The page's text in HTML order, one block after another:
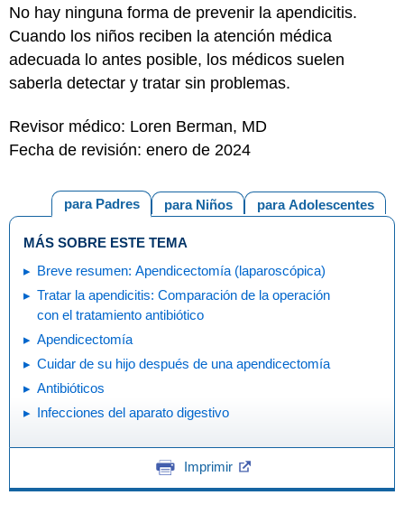
No hay ninguna forma de prevenir la apendicitis.
Cuando los niños reciben la atención médica
adecuada lo antes posible, los médicos suelen
saberla detectar y tratar sin problemas.
Revisor médico: Loren Berman, MD
Fecha de revisión: enero de 2024
para Adolescentes
para Niños
para Padres
MÁS SOBRE ESTE TEMA
Breve resumen: Apendicectomía (laparoscópica)
Tratar la apendicitis: Comparación de la operación
con el tratamiento antibiótico
Apendicectomía
Cuidar de su hijo después de una apendicectomía
Antibióticos
Infecciones del aparato digestivo
Imprimir